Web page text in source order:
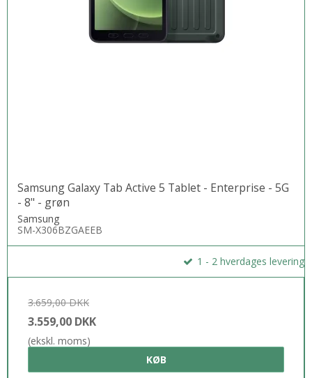
Samsung Galaxy Tab Active 5 Tablet - Enterprise - 5G
- 8" - grøn
Samsung
SM-X306BZGAEEB
1 - 2 hverdages levering
3.659,00 DKK
3.559,00 DKK
(ekskl. moms)
KØB